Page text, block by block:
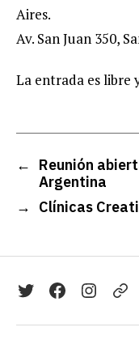
Aires.
Av. San Juan 350,
La entrada es libre
←
Reunión
Argentina
→
Clínicas
TwitterFacebook